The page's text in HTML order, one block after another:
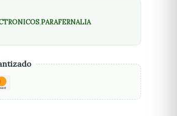
,PARAFERNALIA